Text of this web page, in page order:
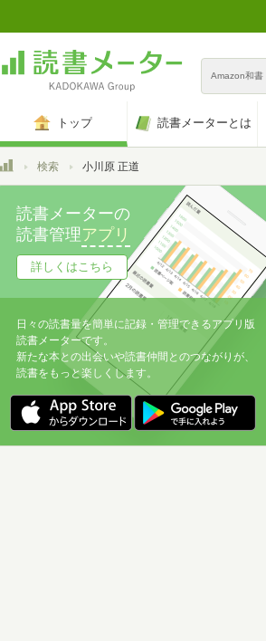
Amazon和書
トップ 読書メーターとは
トップ検索 小川原 正道
読書メーターの
読書管理アプリ
詳しくはこちら
日々の読書量を簡単に記録・管理できるアプリ版
読書メーターです。
新たな本との出会いや読書仲間とのつながりが、
読書をもっと楽しくします。